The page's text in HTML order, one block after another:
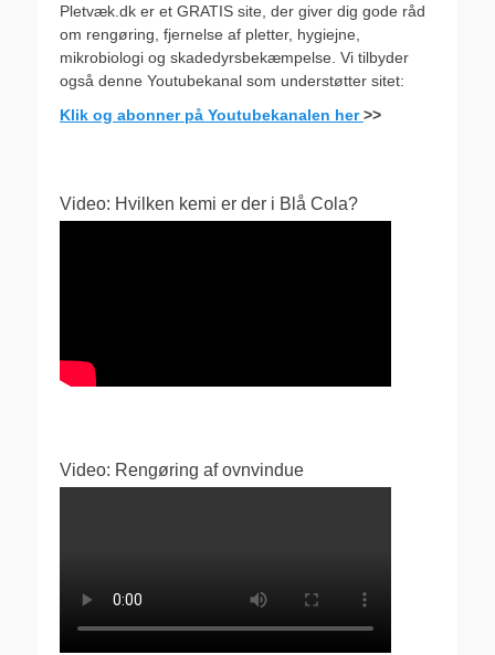
Pletvæk.dk er et GRATIS site, der giver dig gode råd
om rengøring, fjernelse af pletter, hygiejne,
mikrobiologi og skadedyrsbekæmpelse. Vi tilbyder
også denne Youtubekanal som understøtter sitet:
Klik og abonner på Youtubekanalen her>>
Video: Hvilken kemi er der i Blå Cola?
Video: Rengøring af ovnvindue